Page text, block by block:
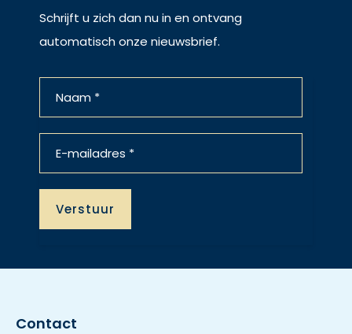
Schrijft u zich dan nu in en ontvang
automatisch onze nieuwsbrief.
Contact